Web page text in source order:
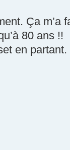
Ça m’a
80 ans !!
en partant.